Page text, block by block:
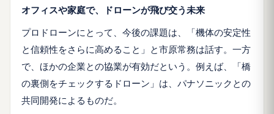
オフィスや家庭で、ドローンが飛び交う未来
プロドローンにとって、今後の課題は、「機体の安定性
と信頼性をさらに高めること」と市原常務は話す。一方
で、ほかの企業との協業が有効だという。例えば、「橋
の裏側をチェックするドローン」は、パナソニックとの
共同開発によるものだ。